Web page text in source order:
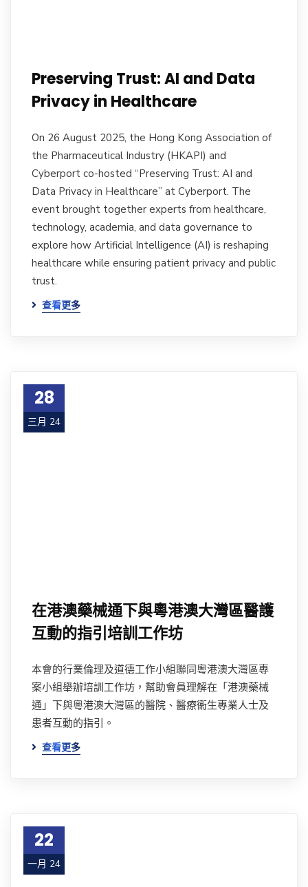
Preserving Trust: AI and Data
Privacy in Healthcare
On 26 August 2025, the Hong Kong Association of
the Pharmaceutical Industry (HKAPI) and
Cyberport co-hosted “Preserving Trust: AI and
Data Privacy in Healthcare” at Cyberport. The
event brought together experts from healthcare,
technology, academia, and data governance to
explore how Artificial Intelligence (AI) is reshaping
healthcare while ensuring patient privacy and public
trust.
查看更多
28
三月 24
在港澳藥械通下與粵港澳大灣區醫護
互動的指引培訓工作坊
本會的行業倫理及道德工作小組聯同粵港澳大灣區專
案小組舉辦培訓工作坊，幫助會員理解在「港澳藥械
通」下與粵港澳大灣區的醫院、醫療衞生專業人士及
患者互動的指引。
查看更多
22
一月 24